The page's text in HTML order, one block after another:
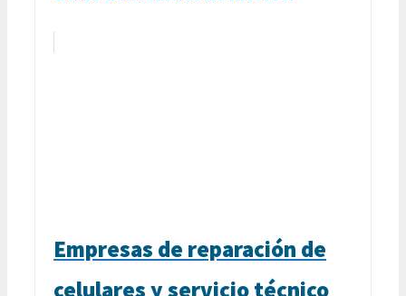
Empresas de reparación de
celulares y servicio técnico